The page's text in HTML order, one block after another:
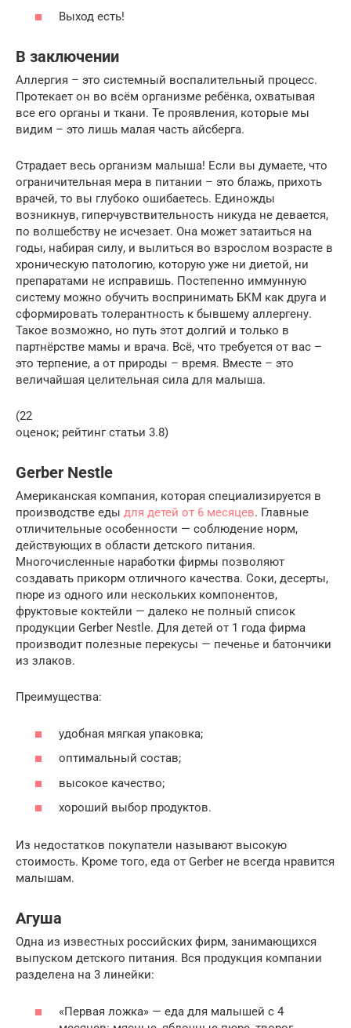
Выход есть!
В заключении
Аллергия – это системный воспалительный процесс.
Протекает он во всём организме ребёнка, охватывая
все его органы и ткани. Те проявления, которые мы
видим – это лишь малая часть айсберга.
Страдает весь организм малыша! Если вы думаете, что
ограничительная мера в питании – это блажь, прихоть
врачей, то вы глубоко ошибаетесь. Единожды
возникнув, гиперчувствительность никуда не девается,
по волшебству не исчезает. Она может затаиться на
годы, набирая силу, и вылиться во взрослом возрасте в
хроническую патологию, которую уже ни диетой, ни
препаратами не исправишь. Постепенно иммунную
систему можно обучить воспринимать БКМ как друга и
сформировать толерантность к бывшему аллергену.
Такое возможно, но путь этот долгий и только в
партнёрстве мамы и врача. Всё, что требуется от вас –
это терпение, а от природы – время. Вместе – это
величайшая целительная сила для малыша.
(22
оценок; рейтинг статьи 3.8)
Gerber Nestle
Американская компания, которая специализируется в
производстве еды для детей от 6 месяцев. Главные
отличительные особенности — соблюдение норм,
действующих в области детского питания.
Многочисленные наработки фирмы позволяют
создавать прикорм отличного качества. Соки, десерты,
пюре из одного или нескольких компонентов,
фруктовые коктейли — далеко не полный список
продукции Gerber Nestle. Для детей от 1 года фирма
производит полезные перекусы — печенье и батончики
из злаков.
Преимущества:
удобная мягкая упаковка;
оптимальный состав;
высокое качество;
хороший выбор продуктов.
Из недостатков покупатели называют высокую
стоимость. Кроме того, еда от Gerber не всегда нравится
малышам.
Агуша
Одна из известных российских фирм, занимающихся
выпуском детского питания. Вся продукция компании
разделена на 3 линейки:
«Первая ложка» — еда для малышей с 4